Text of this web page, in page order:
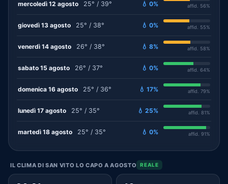
mercoledì 12 agosto 25° / 39° 💧 0% affid. 56%
giovedì 13 agosto 25° / 38° 💧 0% affid. 55%
venerdì 14 agosto 26° / 38° 💧 8% affid. 58%
sabato 15 agosto 26° / 37° 💧 0% affid. 64%
domenica 16 agosto 25° / 36° 💧 17% affid. 79%
lunedì 17 agosto 25° / 35° 💧 25% affid. 81%
martedì 18 agosto 25° / 35° 💧 0% affid. 91%
IL CLIMA DI SAN VITO LO CAPO A AGOSTO REALE